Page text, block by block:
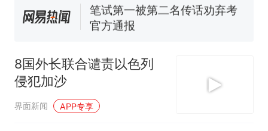
已叫停招聘，成立调查组全面
核查
笔试第一被第二名传话劝弃考
官方通报
因老师一句“跟我回家”改写了
人生
8国外长联合谴责以色列
侵犯加沙
界面新闻 APP专享